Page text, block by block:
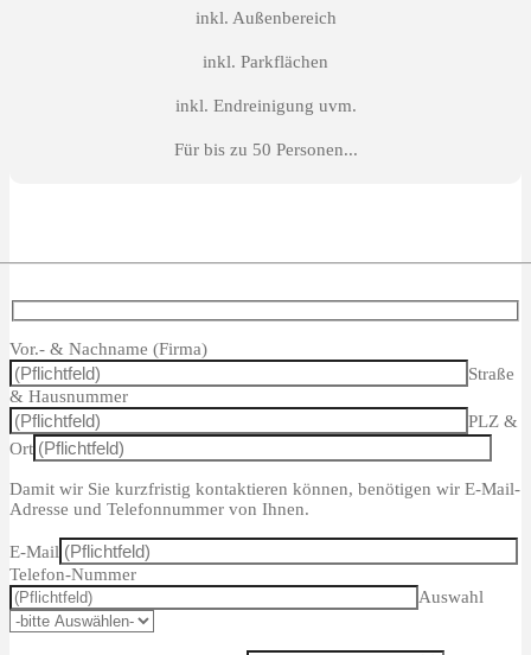
inkl. Außenbereich
inkl. Parkflächen
inkl. Endreinigung uvm.
Für bis zu 50 Personen...
Vor.- & Nachname (Firma)
Straße
& Hausnummer
PLZ &
Ort
Damit wir Sie kurzfristig kontaktieren können, benötigen wir E-Mail-
Adresse und Telefonnummer von Ihnen.
E-Mail
Telefon-Nummer
Auswahl